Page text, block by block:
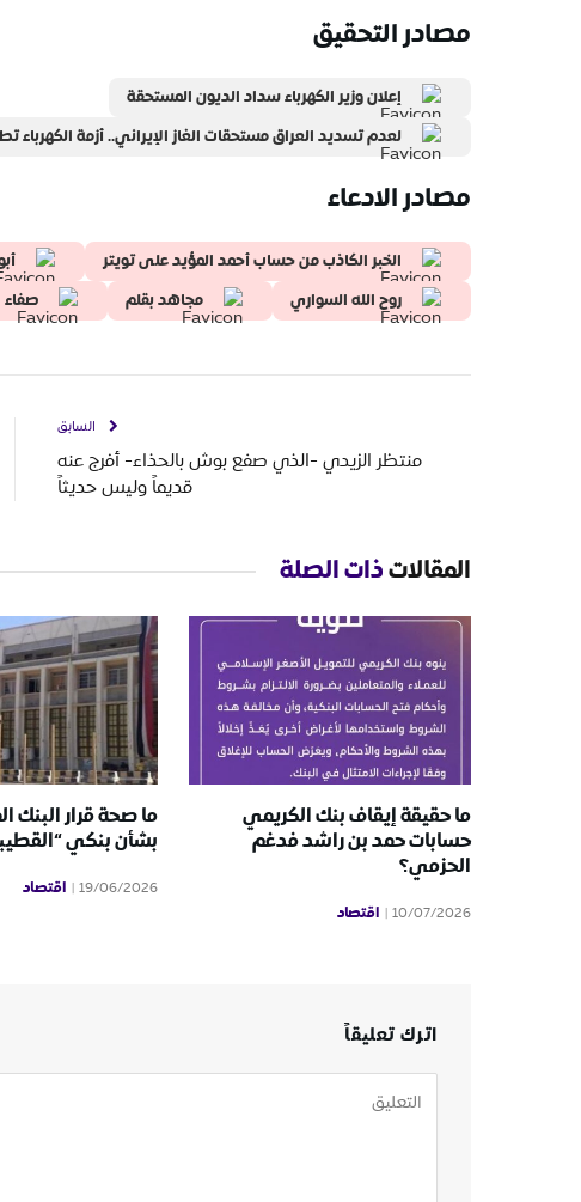
مصادر التحقيق
إعلان وزير الكهرباء سداد الديون المستحقة
لعدم تسديد العراق مستحقات الغاز الإيراني.. أزمة
مصادر الادعاء
الخبر الكاذب من حساب أحمد المؤيد على تويتر
روح الله السواري
مجاهد بقلم صفاء
السابق
منتظر الزيدي -الذي صفع بوش بالحذاء- أفرج عنه
قديماً وليس حديثاً
المقالاتذات الصلة
ما حقيقة إيقاف بنك الكريمي
حسابات حمد بن راشد فدغم
الحزمي؟
10/07/2026 اقتصاد
ما صحة قرار البنك
بشأن بنكي
19/06/2026 اقتصاد
اترك تعليقاً